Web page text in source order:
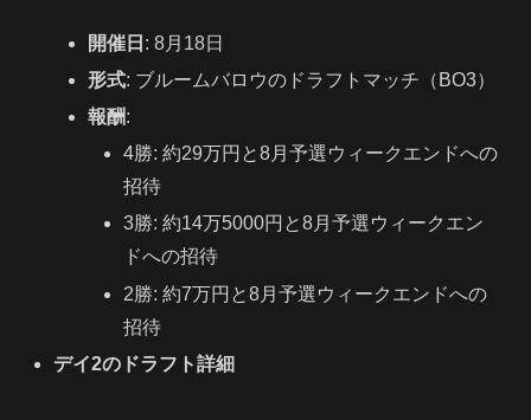
開催日 : 8月18日
形式: ブルームバロウのドラフトマッチ（BO3）
報酬:
4勝: 約29万円と8月予選ウィークエンドへの
招待
3勝: 約14万5000円と8月予選ウィークエン
ドへの招待
2勝: 約7万円と8月予選ウィークエンドへの
招待
デイ2のドラフト詳細